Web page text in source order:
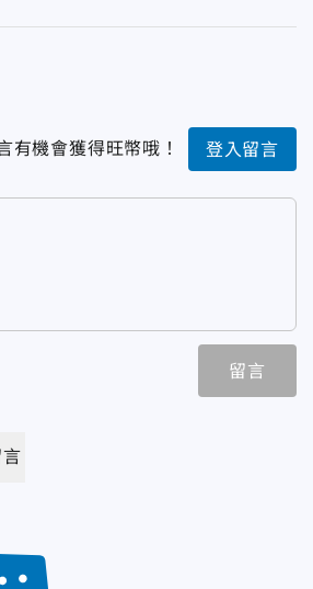
有機會獲得旺幣哦！ 登入留言
留言